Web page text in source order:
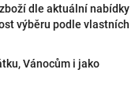
dle aktuální nabídky
výběru podle vlastních
Vánocům i jako